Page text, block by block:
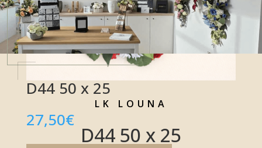
LK LOUNA
D44 50 x 25
D44 50 x 25
27,50€